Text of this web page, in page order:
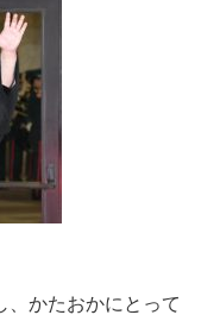
、かたおかにとって